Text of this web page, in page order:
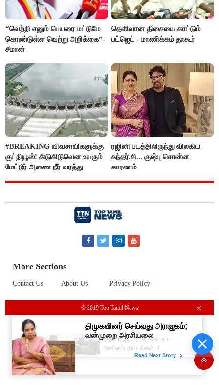
“வெற்றி எனும் பெயரை மட்டுமே
கொண்டுள்ள வெற்று அறிக்கை”-
சீமான்
தெளிவான திசையை காட்டும்
பட்ஜெட் - மாணிக்கம் தாகூர்
#BREAKING விவசாயிகளுக்கு
குட்நியூஸ்! கிடுகிடுவென உயரும்
மேட்டூர் அணை நீர் வரத்து
ரஜினி படத்திலிருந்து விலகிய
சுந்தர்.சி... குஷ்பு சொன்ன
காரணம்
More Sections
Contact Us About Us Privacy Policy
© 2019 Top Tamil News
மதுரைக்கு அறிவிக்கப்பட்ட
அசத்தல் திட்டங்கள்..!